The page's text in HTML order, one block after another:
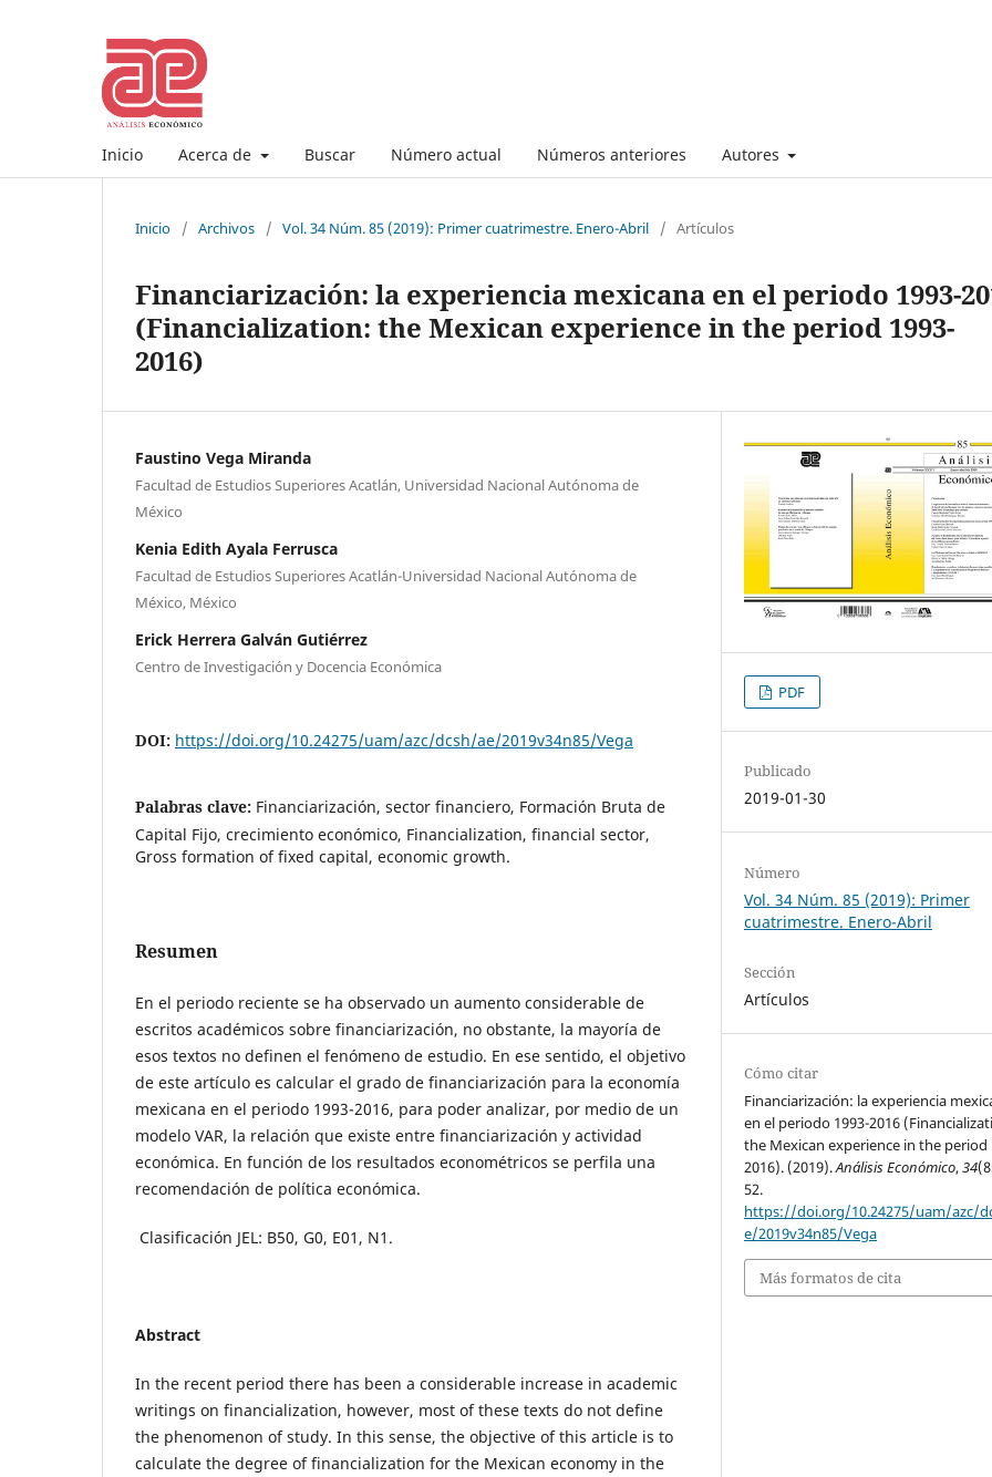
Inicio Acerca de Buscar Número actual Números anteriores Autores
Inicio / Archivos / Vol. 34 Núm. 85 (2019): Primer cuatrimestre. Enero-Abril / Artículos
Financiarización: la experiencia mexicana en el periodo 1993-
(Financialization: the Mexican experience in the period 1993-
2016)
Faustino Vega Miranda
Facultad de Estudios Superiores Acatlán, Universidad Nacional Autónoma de
México
Kenia Edith Ayala Ferrusca
Facultad de Estudios Superiores Acatlán-Universidad Nacional Autónoma de
México, México
Erick Herrera Galván Gutiérrez
Centro de Investigación y Docencia Económica
DOI: https://doi.org/10.24275/uam/azc/dcsh/ae/2019v34n85/Vega
Palabras clave: Financiarización, sector financiero, Formación Bruta de
Capital Fijo, crecimiento económico, Financialization, financial sector,
Gross formation of fixed capital, economic growth.
Resumen
En el periodo reciente se ha observado un aumento considerable de
escritos académicos sobre financiarización, no obstante, la mayoría de
esos textos no definen el fenómeno de estudio. En ese sentido, el objetivo
de este artículo es calcular el grado de financiarización para la economía
mexicana en el periodo 1993-2016, para poder analizar, por medio de un
modelo VAR, la relación que existe entre financiarización y actividad
económica. En función de los resultados econométricos se perfila una
recomendación de política económica.
Clasificación JEL: B50, G0, E01, N1.
Abstract
In the recent period there has been a considerable increase in academic
writings on financialization, however, most of these texts do not define
the phenomenon of study. In this sense, the objective of this article is to
calculate the degree of financialization for the Mexican economy in the
PDF
Publicado
2019-01-30
Número
Vol. 34 Núm. 85 (2019): Primer
cuatrimestre. Enero-Abril
Sección
Artículos
Cómo citar
Financiarización: la experiencia
en el periodo 1993-2016
the Mexican experience in the period
2016). (2019).Análisis Económico,34
52.
https://doi.org/10.24275/uam/azc/
e/2019v34n85/Vega
Más formatos de cita